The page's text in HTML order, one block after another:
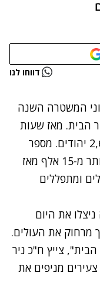
דווחו לנו
המשטרה השנה
הבית. מאז שעות
הבוקר (ראשון) ביקרו בהר הבית 2,600 יהודים. מספר
המבקרים בכותל המערבי עומד על יותר מ-15 אלף מאז
ומתפללים
את היום
מרחוק את העולים.
הבית", צייץ ח"כ ניר
מניפים את